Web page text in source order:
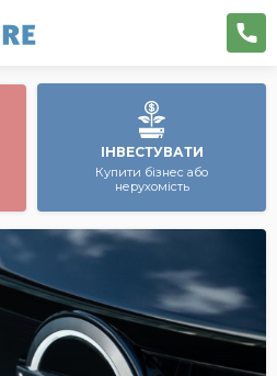
ІНВЕСТУВАТИ
Купити бізнес або
нерухомість